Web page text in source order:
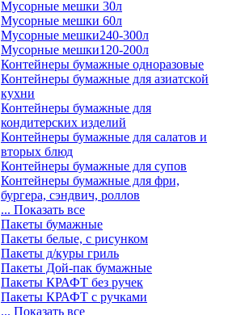
Мусорные мешки 30л
Мусорные мешки 60л
Мусорные мешки240-300л
Мусорные мешки120-200л
Контейнеры бумажные одноразовые
Контейнеры бумажные для азиатской
кухни
Контейнеры бумажные для
кондитерских изделий
Контейнеры бумажные для салатов и
вторых блюд
Контейнеры бумажные для супов
Контейнеры бумажные для фри,
бургера, сэндвич, роллов
... Показать все
Пакеты бумажные
Пакеты белые, с рисунком
Пакеты д/куры гриль
Пакеты Дой-пак бумажные
Пакеты КРАФТ без ручек
Пакеты КРАФТ с ручками
... Показать все